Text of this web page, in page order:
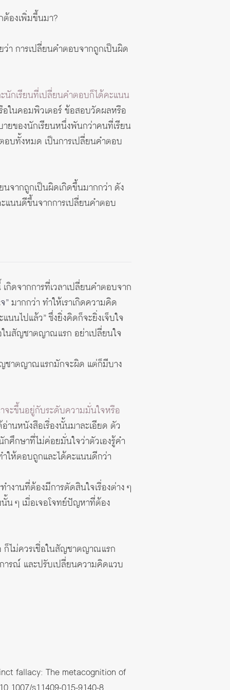
องเพิ่มขึ้นมา?
า การเปลี่ยนคำตอบจากถูกเป็นผิด
นักเรียนที่เปลี่ยนคำตอบก็ได้คะแนน
อในคอมพิวเตอร์ ข้อสอบวัดผลหรือ
ยของนักเรียนหนึ่งพันกว่าคนที่เรียน
อบทั้งหมด เป็นการเปลี่ยนคำตอบ
จากถูกเป็นผิดเกิดขึ้นมากกว่า ดัง
แนนดีขึ้นจากการเปลี่ยนคำตอบ
ดจากการที่เวลาเปลี่ยนคำตอบจาก
”มากกว่า ทำให้เราเกิดความคิด
นนไปแล้ว” ซึ่งยิ่งคิดก็จะยิ่งเจ็บใจ
อในสัญชาตญาณแรก อย่าเปลี่ยนใจ
ญชาตญาณแรกมักจะผิด แต่ก็มีบาง
าจะขึ้นอยู่กับระดับความมั่นใจหรือ
นหนังสือเรื่องนั้นมาละเอียด ตัว
ศึกษาที่ไม่ค่อยมั่นใจว่าตัวเองรู้คำ
ให้ตอบถูกและได้คะแนนดีกว่า
งานที่ต้องมีการตัดสินใจเรื่องต่าง ๆ
น ๆ เมื่อเจอโจทย์ปัญหาที่ต้อง
ก็ไม่ควรเชื่อในสัญชาตญาณแรก
ารณ์ และปรับเปลี่ยนความคิดแวบ
fallacy: The metacognition of